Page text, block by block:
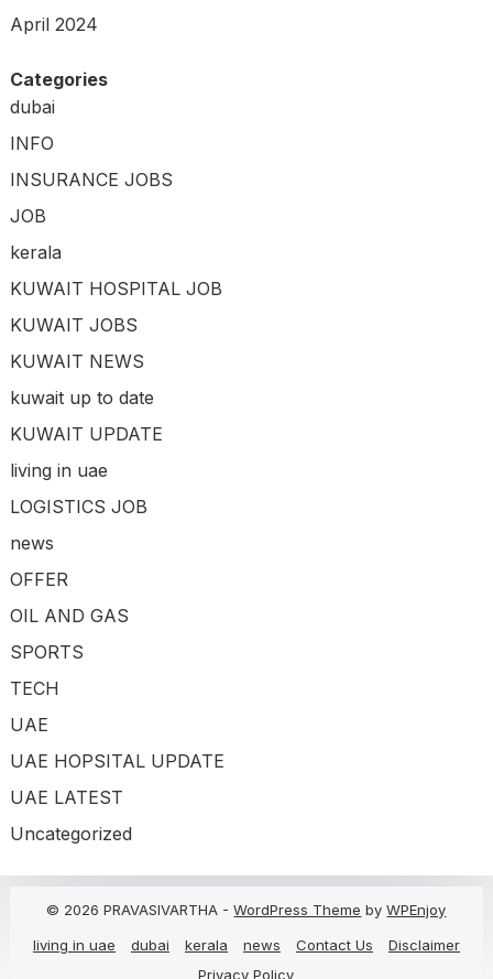
April 2024
Categories
dubai
INFO
INSURANCE JOBS
JOB
kerala
KUWAIT HOSPITAL JOB
KUWAIT JOBS
KUWAIT NEWS
kuwait up to date
KUWAIT UPDATE
living in uae
LOGISTICS JOB
news
OFFER
OIL AND GAS
SPORTS
TECH
UAE
UAE HOPSITAL UPDATE
UAE LATEST
Uncategorized
© 2026 PRAVASIVARTHA -WordPress Theme byWPEnjoy
living in uae
dubai kerala news Contact Us
Disclaimer
Privacy Policy